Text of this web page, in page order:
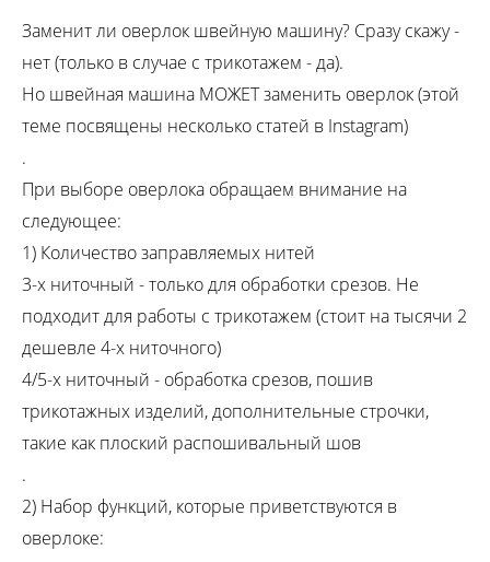
Заменит ли оверлок швейную машину? Сразу скажу -
нет (только в случае с трикотажем - да).
Но швейная машина МОЖЕТ заменить оверлок (этой
теме посвящены несколько статей в Instagram)
.
При выборе оверлока обращаем внимание на
следующее:
1) Количество заправляемых нитей
3-х ниточный - только для обработки срезов. Не
подходит для работы с трикотажем (стоит на тысячи 2
дешевле 4-х ниточного)
4/5-х ниточный - обработка срезов, пошив
трикотажных изделий, дополнительные строчки,
такие как плоский распошивальный шов
.
2) Набор функций, которые приветствуются в
оверлоке: